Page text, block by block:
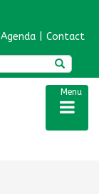
Agenda Contact
Menu